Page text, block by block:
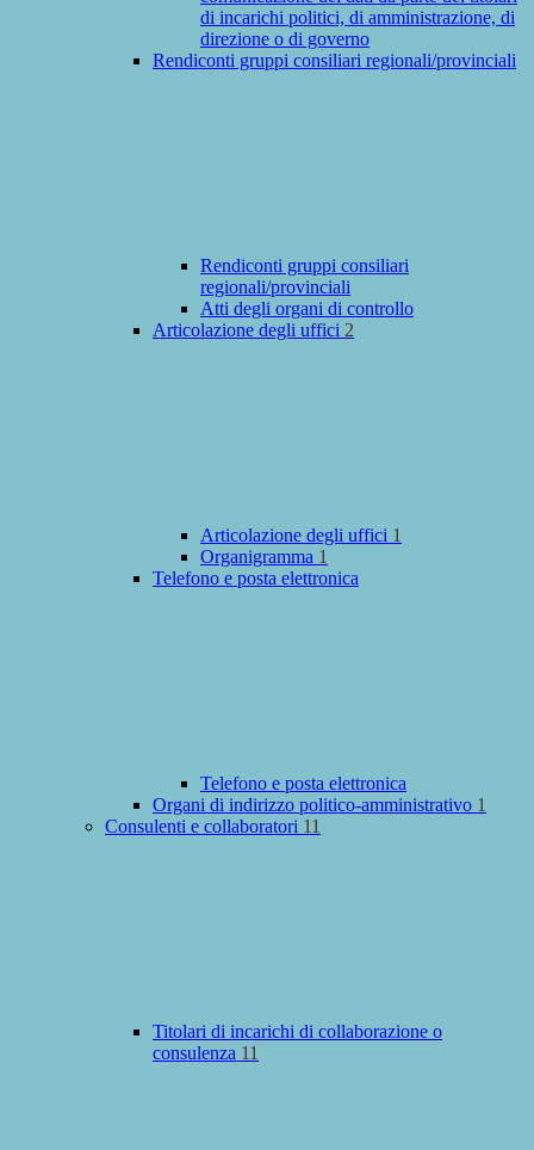
di incarichi politici, di amministrazione, di
direzione o di governo
Rendiconti gruppi consiliari regionali/provinciali
Rendiconti gruppi consiliari
regionali/provinciali
Atti degli organi di controllo
Articolazione degli uffici 2
Articolazione degli uffici 1
Organigramma 1
Telefono e posta elettronica
Telefono e posta elettronica
Organi di indirizzo politico-amministrativo 1
Consulenti e collaboratori 11
Titolari di incarichi di collaborazione o
consulenza 11